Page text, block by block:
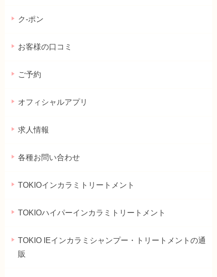
ク-ポン
お客様の口コミ
ご予約
オフィシャルアプリ
求人情報
各種お問い合わせ
TOKIOインカラミトリートメント
TOKIOハイパーインカラミトリートメント
TOKIO IEインカラミシャンプー・トリートメントの通
販